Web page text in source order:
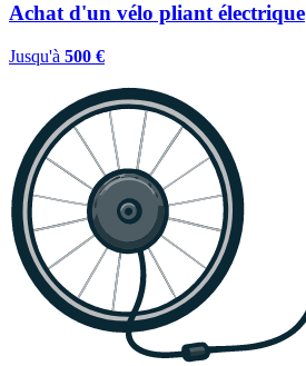
Achat d'un vélo pliant électrique
Jusqu'à 500 €